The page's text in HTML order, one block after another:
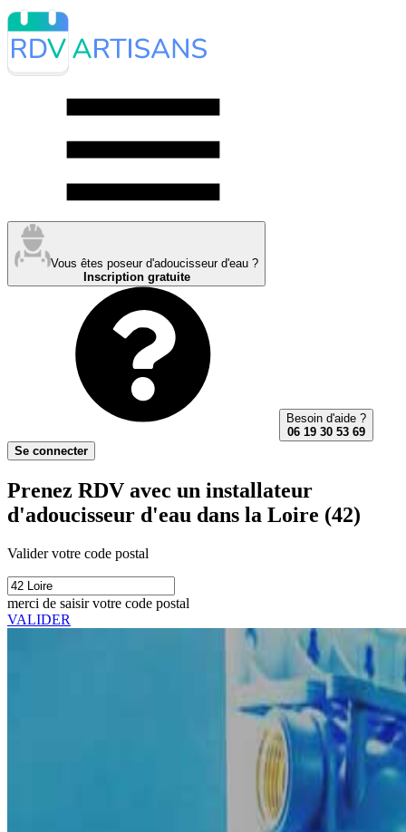
Vous êtes poseur d'adoucisseur d'eau ?
Inscription gratuite
Besoin d'aide ?
06 19 30 53 69
Se connecter
Prenez RDV avec un installateur
d'adoucisseur d'eau dans la Loire (42)
Valider votre code postal
merci de saisir votre code postal
VALIDER